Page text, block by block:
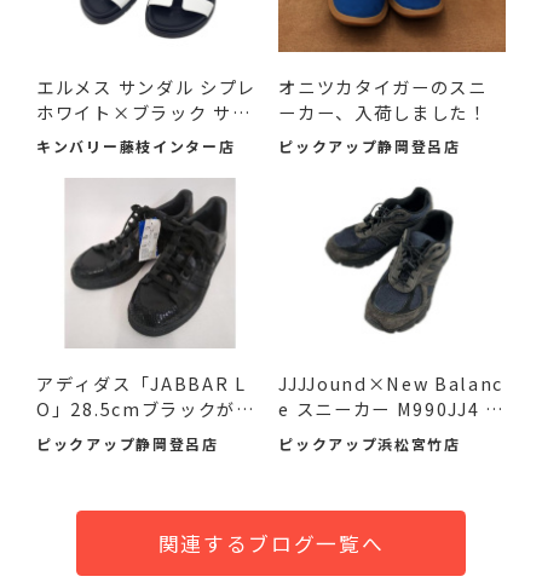
エルメス サンダル シプレ
ホワイト×ブラック サ
イ...
キンバリー藤枝インター店
オニツカタイガーのスニ
ーカー、入荷しました！
ピックアップ静岡登呂店
アディダス「JABBAR L
O」28.5cmブラックが入
荷！未...
ピックアップ静岡登呂店
JJJJound×New Balanc
e スニーカー M990JJ4 2
6.5cm ...
ピックアップ浜松宮竹店
関連するブログ一覧へ